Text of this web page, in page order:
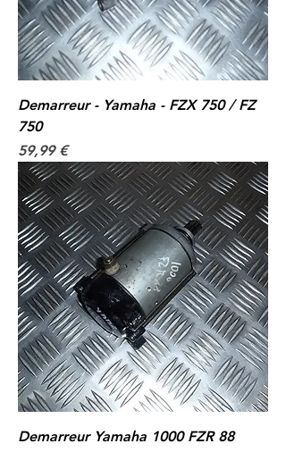
Demarreur - Yamaha - FZX 750 / FZ
750
Prix
59,99 €
Demarreur Yamaha 1000 FZR 88